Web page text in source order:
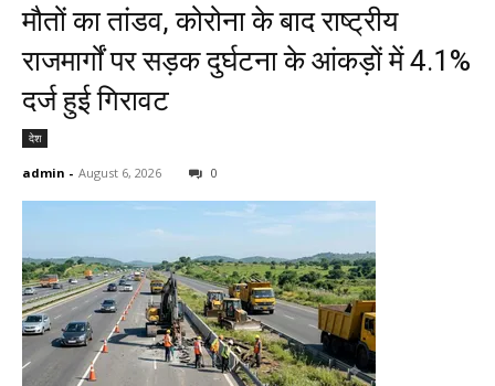
मौतों का तांडव, कोरोना के बाद राष्ट्रीय
राजमार्गों पर सड़क दुर्घटना के आंकड़ों में 4.1%
दर्ज हुई गिरावट
देश
admin - August 6, 2026 0